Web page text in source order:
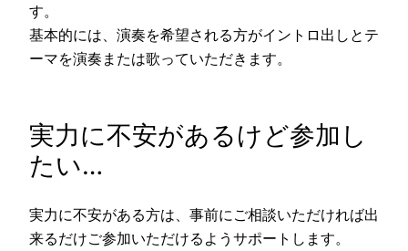
す。
基本的には、演奏を希望される方がイントロ出しとテ
ーマを演奏または歌っていただきます。
実力に不安があるけど参加し
たい…
実力に不安がある方は、事前にご相談いただければ出
来るだけご参加いただけるようサポートします。